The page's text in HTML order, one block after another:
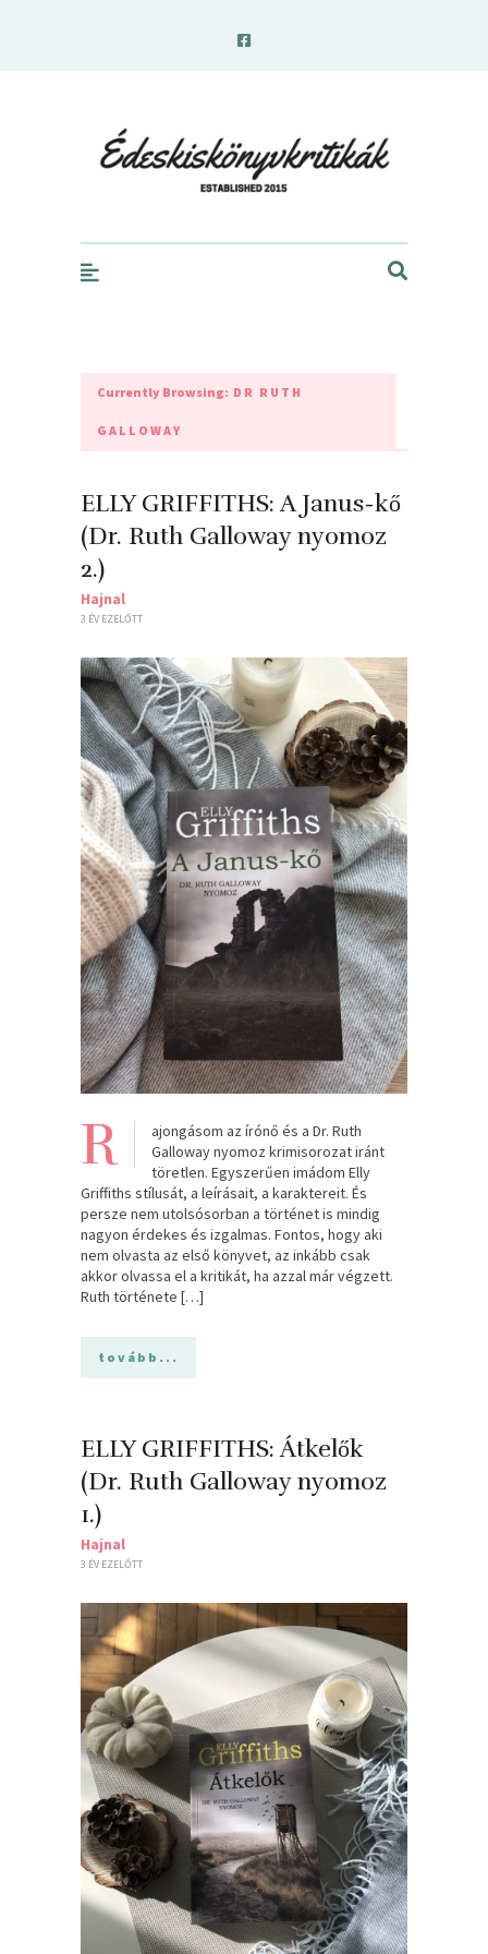
Currently Browsing: DR RUTH
GALLOWAY
ELLY GRIFFITHS: A Janus-kő
(Dr. Ruth Galloway nyomoz
2.)
Hajnal
3 ÉV EZELŐTT
R
ajongásom az írónő és a Dr. Ruth
Galloway nyomoz krimisorozat iránt
töretlen. Egyszerűen imádom Elly
Griffiths stílusát, a leírásait, a karaktereit. És
persze nem utolsósorban a történet is mindig
nagyon érdekes és izgalmas. Fontos, hogy aki
nem olvasta az első könyvet, az inkább csak
akkor olvassa el a kritikát, ha azzal már végzett.
Ruth története […]
tovább...
ELLY GRIFFITHS: Átkelők
(Dr. Ruth Galloway nyomoz
1.)
Hajnal
3 ÉV EZELŐTT